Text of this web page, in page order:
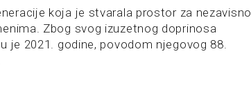
koja je stvarala prostor za nezavisno
Zbog svog izuzetnog doprinosa
je 2021. godine, povodom njegovog 88.